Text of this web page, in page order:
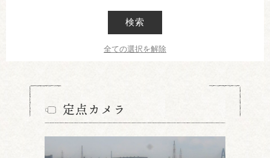
検索
全ての選択を解除
定点カメラ